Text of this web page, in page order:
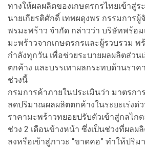
ทางให้ผลผลิตของเกษตรกรไทยเข้าสู่
นายเกียรติศักดิ์ เทพผดุงพร กรรมการผู้
พรมะพร้าว จำกัด กล่าวว่า บริษัทพร้อ
มะพร้าวจากเกษตรกรและผู้รวบรวม พ
กำลังทุกวัน เพื่อช่วยระบายผลผลิตส่ว
ตกค้าง และบรรเทาผลกระทบด้านราค
ช่วงนี้
กรมการค้าภายในประเมินว่า มาตรกา
ลดปริมาณผลผลิตตกค้างในระยะเร่งด่
ราคามะพร้าวทยอยปรับตัวเข้าสู่กลไก
ช่วง 2 เดือนข้างหน้า ซึ่งเป็นช่วงที่ผลผ
ลงหรือเข้าสู่ภาวะ “ขาดคอ” ทำให้ปริ